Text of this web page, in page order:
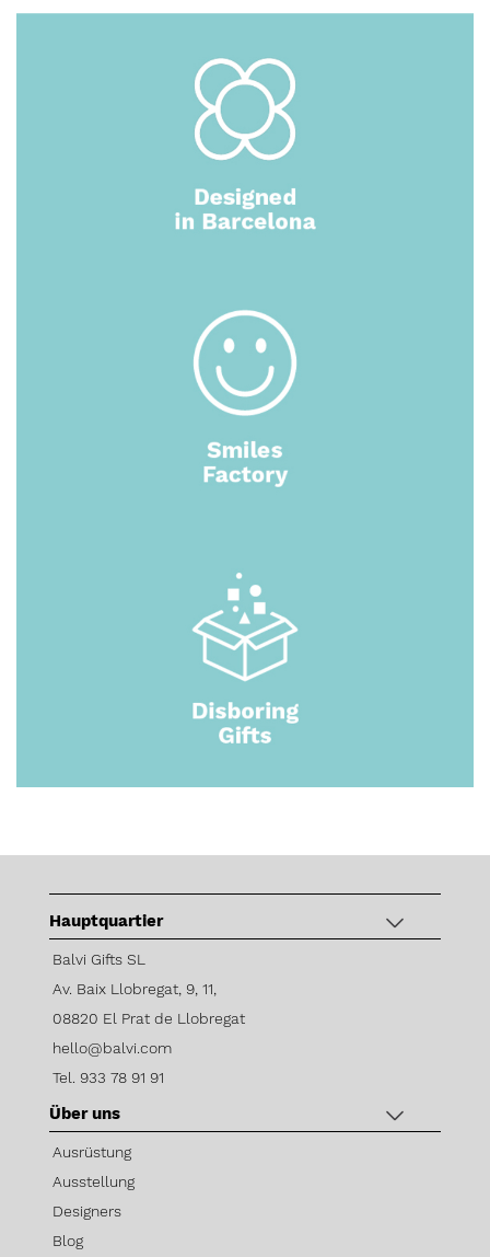
hauptquartier
Balvi Gifts SL
Av. Baix Llobregat, 9, 11,
08820 El Prat de Llobregat
hello@balvi.com
Tel. 933 78 91 91
über uns
Ausrüstung
Ausstellung
Designers
Blog